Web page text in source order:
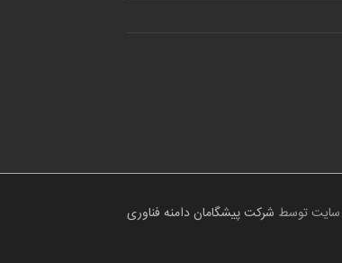
سایت توسط شرکت پیشگامان دامنه فناوری